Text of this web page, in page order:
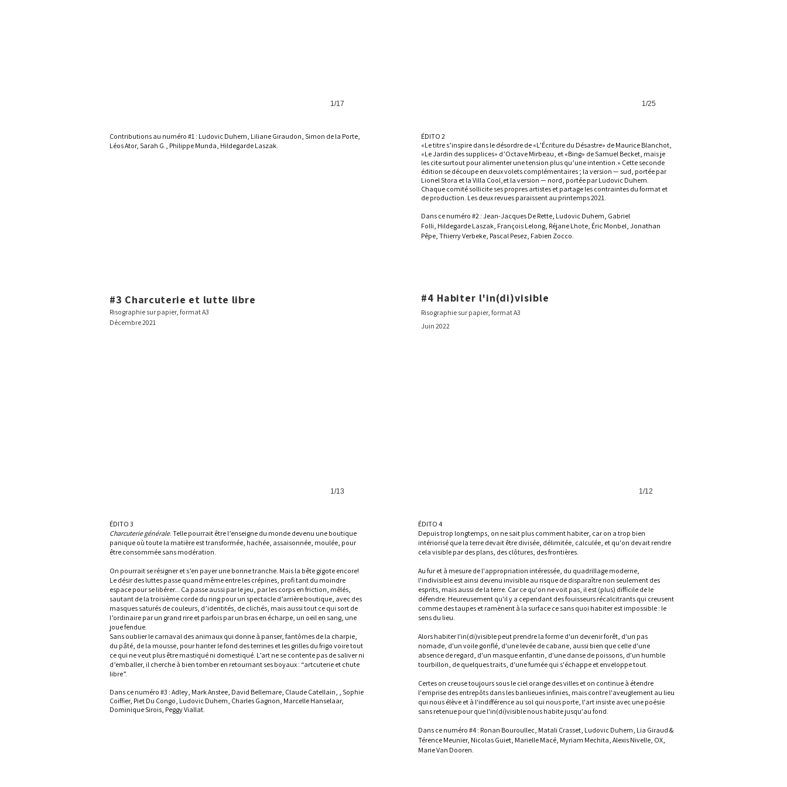
1/17
Contributions au numéro #1 : Ludovic Duhem, Liliane Giraudon, Simon de la Porte,
Léos Ator, Sarah G., Philippe Munda, Hildegarde Laszak.
1/25
ÉDITO 2
«Le titre s’inspire dans le désordre de «L’Écriture du Désastre» de Maurice Blanchot,
«Le Jardin des supplices» d’Octave Mirbeau, et «Bing» de Samuel Becket, mais je
les cite surtout pour alimenter une tension plus qu’une intention.» Cette seconde
édition se découpe en deux volets complémentaires ; la version — sud, portée par
Lionel Stora et la Villa Cool,et la version — nord, portée par Ludovic Duhem.
Chaque comité sollicite ses propres artistes et partage les contraintes du format et
de production. Les deux revues paraissent au printemps 2021.
Dans ce numéro #2 : Jean-Jacques De Rette, Ludovic Duhem, Gabriel
Folli, Hildegarde Laszak, François Lelong, Réjane Lhote, Éric Monbel, Jonathan
Pêpe, Thierry Verbeke, Pascal Pesez, Fabien Zocco.
#3 Charcuterie et lutte libre
Risographie sur papier, format A3
Décembre 2021
L'organisation de la chute #3 Charcuterie et lutte libre
1/13
ÉDITO 3
Charcuterie générale. Telle pourrait être l’enseigne du monde devenu une boutique
panique où toute la matière est transformée, hachée, assaisonnée, moulée, pour
être consommée sans modération.
On pourrait se résigner et s’en payer une bonne tranche. Mais la bête gigote encore!
Le désir des luttes passe quand même entre les crépines, profi tant du moindre
espace pour se libérer... Ça passe aussi par le jeu, par les corps en friction, mêlés,
sautant de la troisième corde du ring pour un spectacle d’arrière boutique, avec des
masques saturés de couleurs, d’identités, de clichés, mais aussi tout ce qui sort de
l’ordinaire par un grand rire et parfois par un bras en écharpe, un oeil en sang, une
joue fendue.
Sans oublier le carnaval des animaux qui donne à panser, fantômes de la charpie,
du pâté, de la mousse, pour hanter le fond des terrines et les grilles du frigo voire tout
ce qui ne veut plus être mastiqué ni domestiqué. L’art ne se contente pas de saliver ni
d’emballer, il cherche à bien tomber en retournant ses boyaux : “artcuterie et chute
libre”.
Dans ce numéro #3 : Adley, Mark Anstee, David Bellemare, Claude Catellain, , Sophie
Coiffier, Piet Du Congo, Ludovic Duhem, Charles Gagnon, Marcelle Hanselaar,
Dominique Sirois, Peggy Viallat.
#4 Habiter l'in(di)visible
Risographie sur papier, format A3
Juin 2022
L'organisation de la chute #4 Habiter l'in(di)visible
1/12
ÉDITO 4
Depuis trop longtemps, on ne sait plus comment habiter, car on a trop bien
intériorisé que la terre devait être divisée, délimitée, calculée, et qu'on devait rendre
cela visible par des plans, des clôtures, des frontières.
Au fur et à mesure de l'appropriation intéressée, du quadrillage moderne,
l'indivisible est ainsi devenu invisible au risque de disparaître non seulement des
esprits, mais aussi de la terre. Car ce qu'on ne voit pas, il est (plus) difficile de le
défendre. Heureusement qu'il y a cependant des fouisseurs récalcitrants qui creusent
comme des taupes et ramènent à la surface ce sans quoi habiter est impossible : le
sens du lieu.
Alors habiter l'in(di)visible peut prendre la forme d'un devenir forêt, d'un pas
nomade, d'un voile gonflé, d'une levée de cabane, aussi bien que celle d'une
absence de regard, d'un masque enfantin, d'une danse de poissons, d'un humble
tourbillon, de quelques traits, d'une fumée qui s'échappe et enveloppe tout.
Certes on creuse toujours sous le ciel orange des villes et on continue à étendre
l'emprise des entrepôts dans les banlieues infinies, mais contre l'aveuglement au lieu
qui nous élève et à l'indifférence au sol qui nous porte, l'art insiste avec une poésie
sans retenue pour que l'in(di)visible nous habite jusqu'au fond.
Dans ce numéro #4 : Ronan Bouroullec, Matali Crasset, Ludovic Duhem, Lia Giraud &
Térence Meunier, Nicolas Guiet, Marielle Macé, Myriam Mechita, Alexis Nivelle, OX,
Marie Van Dooren.